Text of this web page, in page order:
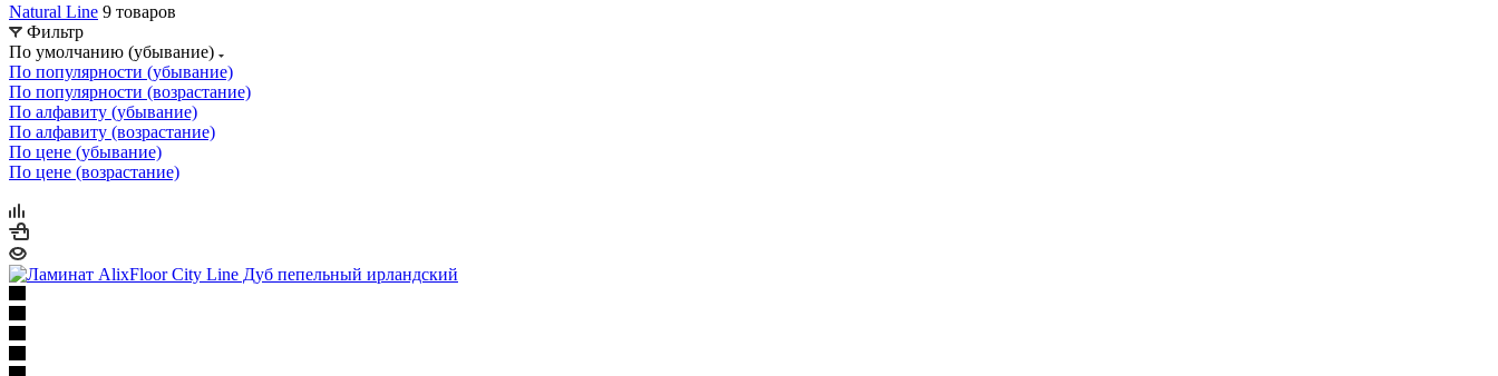
Natural Line 9 товаров
Фильтр
По умолчанию (убывание)
По популярности (убывание)
По популярности (возрастание)
По алфавиту (убывание)
По алфавиту (возрастание)
По цене (убывание)
По цене (возрастание)